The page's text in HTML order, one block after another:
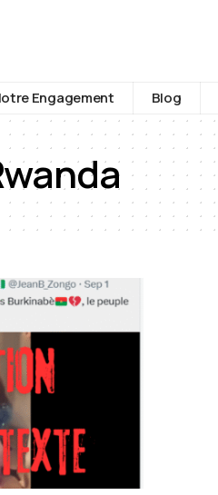
Engagement Blog